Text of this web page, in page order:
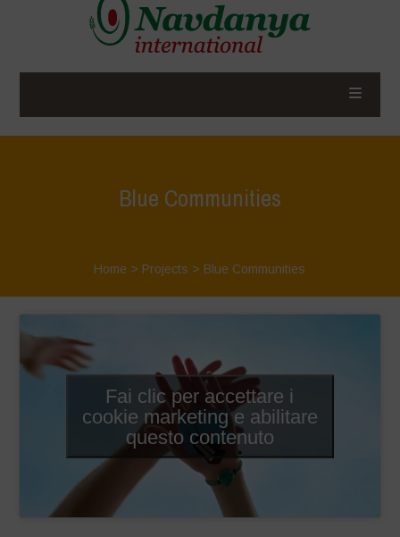
Blue Communities
Home > Projects > Blue Communities
Fai clic per accettare i
cookie marketing e abilitare
questo contenuto